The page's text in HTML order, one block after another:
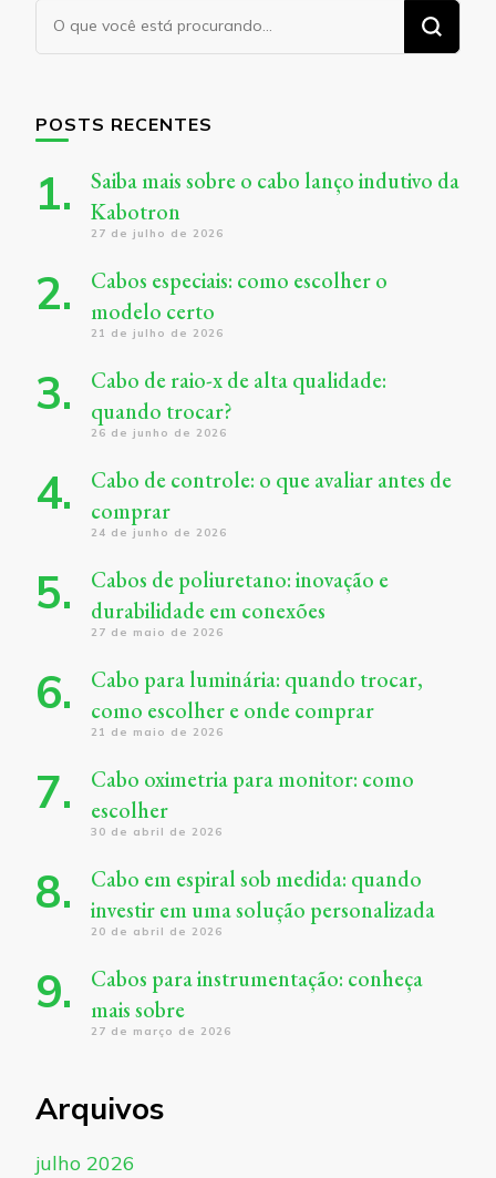
Procurando
algo?
POSTS RECENTES
Saiba mais sobre o cabo lanço indutivo da
Kabotron
27 de julho de 2026
Cabos especiais: como escolher o
modelo certo
21 de julho de 2026
Cabo de raio-x de alta qualidade:
quando trocar?
26 de junho de 2026
Cabo de controle: o que avaliar antes de
comprar
24 de junho de 2026
Cabos de poliuretano: inovação e
durabilidade em conexões
27 de maio de 2026
Cabo para luminária: quando trocar,
como escolher e onde comprar
21 de maio de 2026
Cabo oximetria para monitor: como
escolher
30 de abril de 2026
Cabo em espiral sob medida: quando
investir em uma solução personalizada
20 de abril de 2026
Cabos para instrumentação: conheça
mais sobre
27 de março de 2026
Arquivos
julho 2026